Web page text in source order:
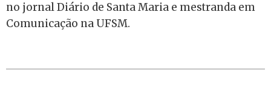
no jornal Diário de Santa Maria e mestranda em
Comunicação na UFSM.